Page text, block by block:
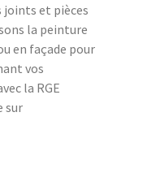
et pièces
la peinture
en façade pour
vos
la RGE
sur